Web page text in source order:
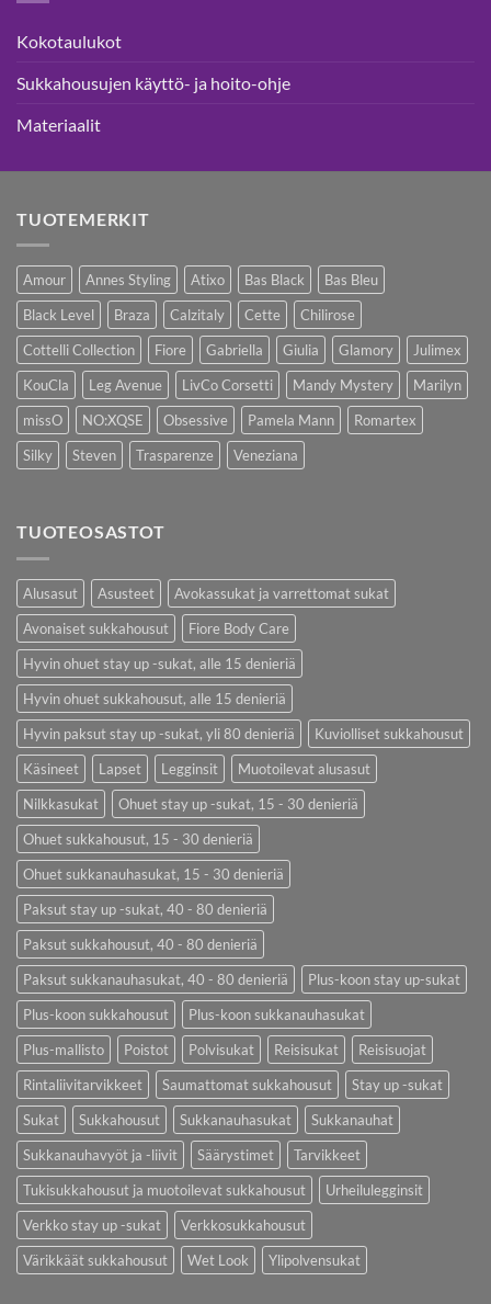
Kokotaulukot
Sukkahousujen käyttö- ja hoito-ohje
Materiaalit
TUOTEMERKIT
Amour Annes Styling Atixo Bas Black
Bas Bleu
Black Level
Braza Calzitaly Cette
Chilirose
Cottelli Collection
Fiore Gabriella Giulia Glamory
Julimex
KouCla
Leg Avenue LivCo Corsetti Mandy Mystery
Marilyn
missO
NO:XQSE Obsessive Pamela Mann
Romartex
Silky
Steven Trasparenze Veneziana
TUOTEOSASTOT
Alusasut Asusteet
Avokassukat ja varrettomat sukat
Avonaiset sukkahousut
Fiore Body Care
Hyvin ohuet stay up -sukat, alle 15 denieriä
Hyvin ohuet sukkahousut, alle 15 denieriä
Hyvin paksut stay up -sukat, yli 80 denieriä
Kuviolliset sukkahousut
Käsineet
Lapset Legginsit
Muotoilevat alusasut
Nilkkasukat
Ohuet stay up -sukat, 15 - 30 denieriä
Ohuet sukkahousut, 15 - 30 denieriä
Ohuet sukkanauhasukat, 15 - 30 denieriä
Paksut stay up -sukat, 40 - 80 denieriä
Paksut sukkahousut, 40 - 80 denieriä
Paksut sukkanauhasukat, 40 - 80 denieriä
Plus-koon stay up-sukat
Plus-koon sukkahousut
Plus-koon sukkanauhasukat
Plus-mallisto
Poistot Polvisukat Reisisukat
Reisisuojat
Rintaliivitarvikkeet
Saumattomat sukkahousut
Stay up -sukat
Sukat
Sukkahousut Sukkanauhasukat
Sukkanauhat
Sukkanauhavyöt ja -liivit
Säärystimet
Tarvikkeet
Tukisukkahousut ja muotoilevat sukkahousut
Urheilulegginsit
Verkko stay up -sukat
Verkkosukkahousut
Värikkäät sukkahousut
Wet Look Ylipolvensukat